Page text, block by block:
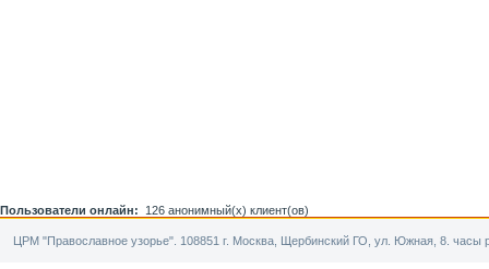
Пользователи онлайн: 126 анонимный(х) клиент(ов)
ЦРМ "Православное узорье". 108851 г. Москва, Щербинский ГО, ул. Южная, 8. часы